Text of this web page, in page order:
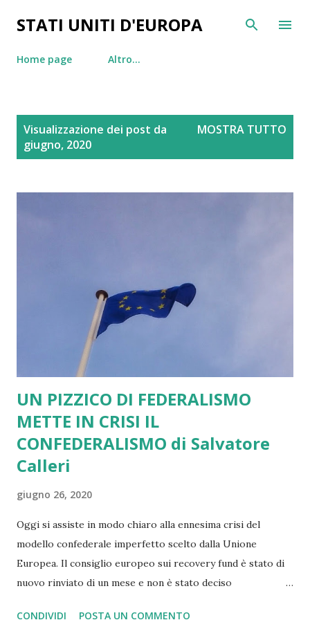
Passa ai contenuti principali
STATI UNITI D'EUROPA
Home page Altro…
Visualizzazione dei post da
giugno, 2020
MOSTRA TUTTO
UN PIZZICO DI FEDERALISMO
METTE IN CRISI IL
CONFEDERALISMO di Salvatore
Calleri
giugno 26, 2020
Oggi si assiste in modo chiaro alla ennesima crisi del
modello confederale imperfetto scelto dalla Unione
Europea. Il consiglio europeo sui recovery fund è stato di
nuovo rinviato di un mese e non è stato deciso
CONDIVIDI POSTA UN COMMENTO